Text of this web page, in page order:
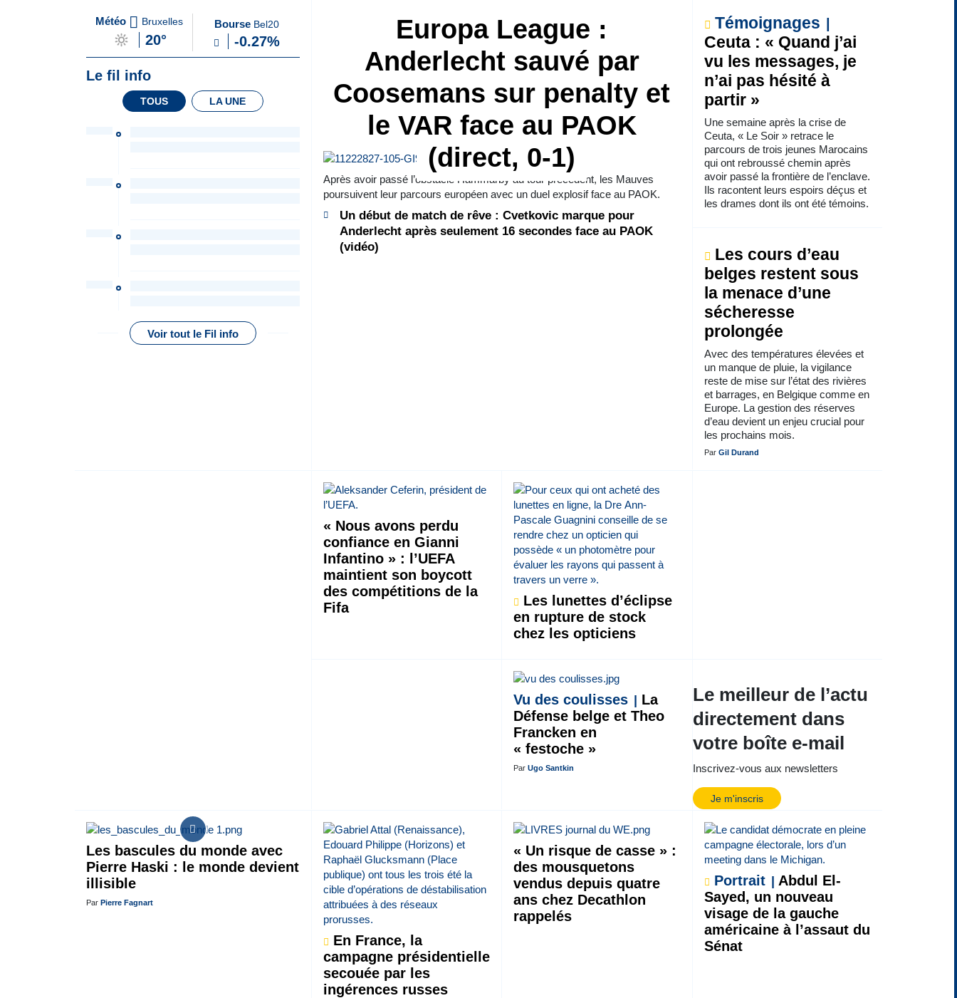
du Soir
Une
Europa League :
Anderlecht sauvé par
Coosemans sur penalty et
le VAR face au PAOK
(direct, 0-1)
Après avoir passé l’obstacle Hammarby au tour précédent, les Mauves
poursuivent leur parcours européen avec un duel explosif face au PAOK.
Un début de match de rêve : Cvetkovic marque pour
Anderlecht après seulement 16 secondes face au PAOK
(vidéo)
Témoignages
Ceuta : « Quand j’ai
vu les messages, je
n’ai pas hésité à
partir »
Une semaine après la crise de
Ceuta, « Le Soir » retrace le
parcours de trois jeunes Marocains
qui ont rebroussé chemin après
avoir passé la frontière de l’enclave.
Ils racontent leurs espoirs déçus et
les drames dont ils ont été témoins.
Les cours d’eau
belges restent sous
la menace d’une
sécheresse
prolongée
Avec des températures élevées et
un manque de pluie, la vigilance
reste de mise sur l’état des rivières
et barrages, en Belgique comme en
Europe. La gestion des réserves
d’eau devient un enjeu crucial pour
les prochains mois.
Par Gil Durand
« Nous avons perdu
confiance en Gianni
Infantino » : l’UEFA
maintient son boycott
des compétitions de la
Fifa
Les lunettes d’éclipse
en rupture de stock
chez les opticiens
Vu des coulisses
La
Défense belge et Theo
Francken en
« festoche »
ParUgo Santkin
Météo Bruxelles
20°
Bourse Bel20
-0.27%
Le fil info
LA UNE
TOUS
Voir tout le Fil info
Le meilleur de l’actu
directement dans
votre boîte e-mail
Inscrivez-vous aux newsletters
Je m'inscris
Les bascules du monde avec
Pierre Haski : le monde devient
illisible
Par Pierre Fagnart
En France, la
campagne présidentielle
secouée par les
ingérences russes
« Un risque de casse » :
des mousquetons
vendus depuis quatre
ans chez Decathlon
rappelés
Portrait
Abdul El-
Sayed, un nouveau
visage de la gauche
américaine à l’assaut du
Sénat